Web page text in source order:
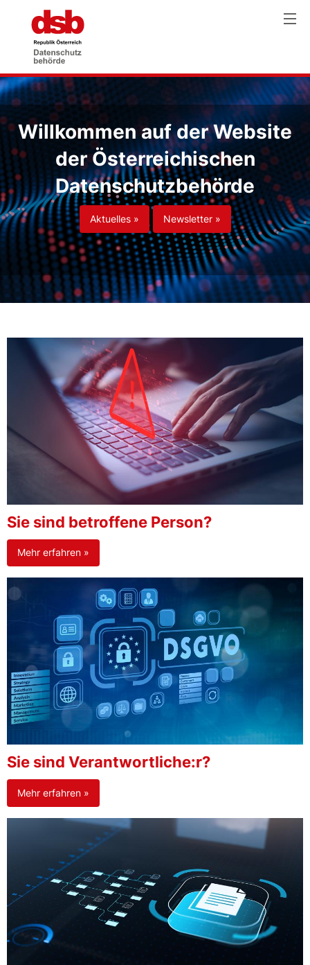
Willkommen auf der Website
der Österreichischen
Datenschutzbehörde
Aktuelles » Newsletter »
Sie sind betroffene Person?
Mehr erfahren »
Sie sind Verantwortliche:r?
Mehr erfahren »